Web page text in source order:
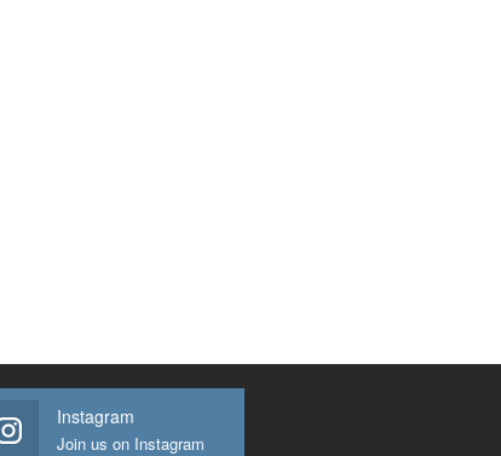
Instagram
Join us on Instagram